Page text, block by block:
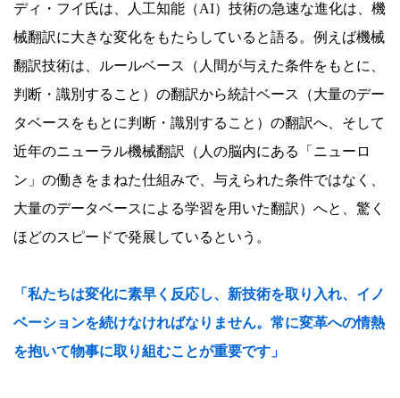
ディ・フイ氏は、人工知能（AI）技術の急速な進化は、機
械翻訳に大きな変化をもたらしていると語る。例えば機械
翻訳技術は、ルールベース（人間が与えた条件をもとに、
判断・識別すること）の翻訳から統計ベース（大量のデー
タベースをもとに判断・識別すること）の翻訳へ、そして
近年のニューラル機械翻訳（人の脳内にある「ニューロ
ン」の働きをまねた仕組みで、与えられた条件ではなく、
大量のデータベースによる学習を用いた翻訳）へと、驚く
ほどのスピードで発展しているという。
「私たちは変化に素早く反応し、新技術を取り入れ、イノ
ベーションを続けなければなりません。常に変革への情熱
を抱いて物事に取り組むことが重要です」